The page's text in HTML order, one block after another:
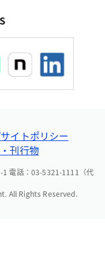
サイトポリシー
刊行物
1 電話：03-5321-1111（代
All Rights Reserved.